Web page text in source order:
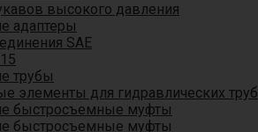
высокого давления
адаптеры
SAE
трубы
элементы для гидравлических труб
быстросъемные муфты
быстросъемные муфты